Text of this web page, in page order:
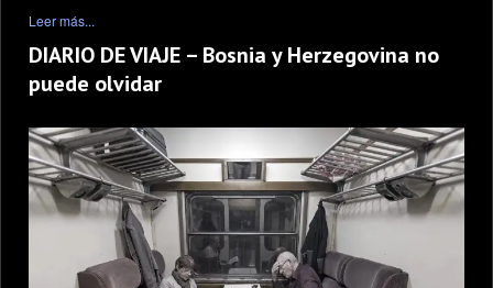
Leer más...
DIARIO DE VIAJE – Bosnia y Herzegovina no
puede olvidar